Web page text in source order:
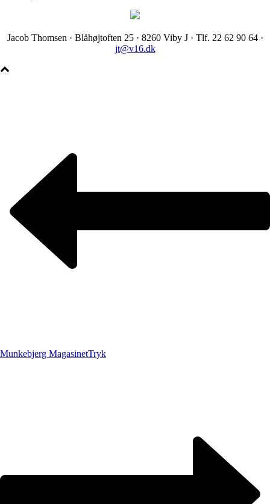
Jacob Thomsen · Blåhøjtoften 25 · 8260 Viby J · Tlf. 22 62 90 64 ·
jt@v16.dk
Munkebjerg MagasinetTryk